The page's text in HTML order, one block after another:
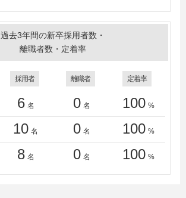
過去3年間の新卒採用者数・
離職者数・定着率
採用者 離職者 定着率
6 名 0 名 100 %
10 名 0 名 100 %
8 名 0 名 100 %